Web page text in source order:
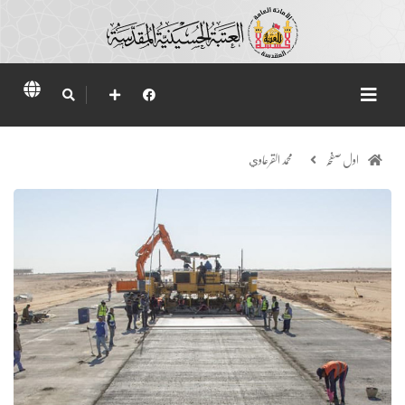
اول صفحہ محمد القرعاوي